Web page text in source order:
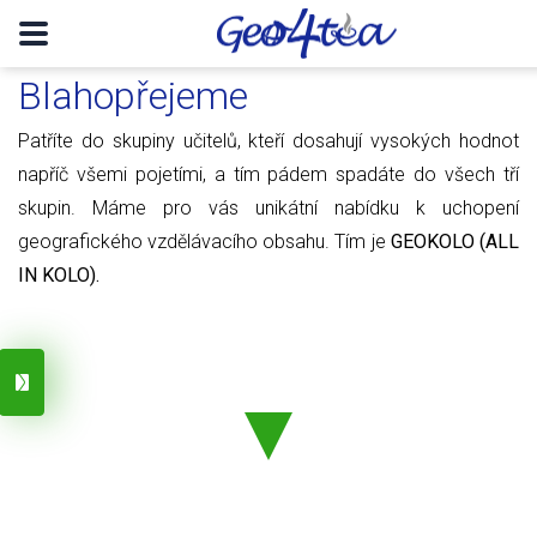
Blahopřejeme
Patříte do skupiny učitelů, kteří dosahují vysokých hodnot
napříč všemi pojetími, a tím pádem spadáte do všech tří
skupin. Máme pro vás unikátní nabídku k uchopení
geografického vzdělávacího obsahu. Tím je GEOKOLO (ALL
IN KOLO).